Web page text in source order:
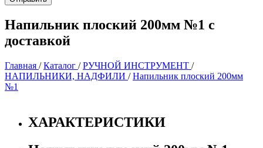
Напильник плоский 200мм №1 с
доставкой
Главная /Каталог /РУЧНОЙ ИНСТРУМЕНТ /
НАПИЛЬНИКИ, НАДФИЛИ /Напильник плоский 200мм
№1
ХАРАКТЕРИСТИКИ